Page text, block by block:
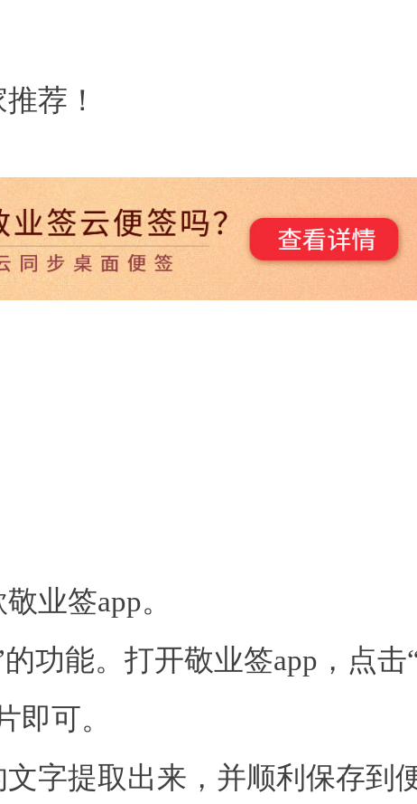
荐！
业签app。
功能。打开敬业签app，点击
即可。
字提取出来，并顺利保存到